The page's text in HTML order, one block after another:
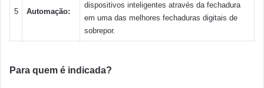
5 Automação:
dispositivos inteligentes através da fechadura
em uma das melhores fechaduras digitais de
sobrepor.
Para quem é indicada?